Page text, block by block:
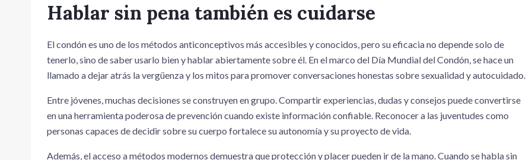
Hablar sin pena también es cuidarse
El condón es uno de los métodos anticonceptivos más accesibles y conocidos, pero su eficacia no depende solo de
tenerlo, sino de saber usarlo bien y hablar abiertamente sobre él. En el marco del Día Mundial del Condón, se hace un
llamado a dejar atrás la vergüenza y los mitos para promover conversaciones honestas sobre sexualidad y autocuidado.
Entre jóvenes, muchas decisiones se construyen en grupo. Compartir experiencias, dudas y consejos puede convertirse
en una herramienta poderosa de prevención cuando existe información confiable. Reconocer a las juventudes como
personas capaces de decidir sobre su cuerpo fortalece su autonomía y su proyecto de vida.
Además, el acceso a métodos modernos demuestra que protección y placer pueden ir de la mano. Cuando se habla sin